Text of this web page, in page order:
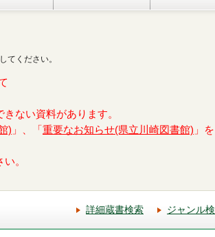
てください。
ない資料があります。
) 」、「 重要なお知らせ(県立川崎図書館) 」
。
詳細蔵書検索 ジャンル